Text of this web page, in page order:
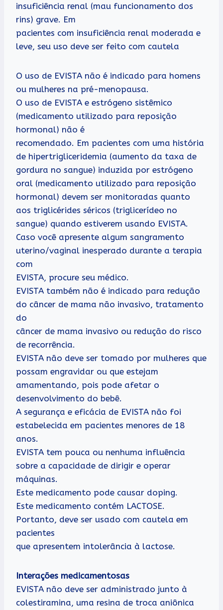
insuficiência renal (mau funcionamento dos
rins) grave. Em
pacientes com insuficiência renal moderada e
leve, seu uso deve ser feito com cautela
O uso de EVISTA não é indicado para homens
ou mulheres na pré-menopausa.
O uso de EVISTA e estrógeno sistêmico
(medicamento utilizado para reposição
hormonal) não é
recomendado. Em pacientes com uma história
de hipertrigliceridemia (aumento da taxa de
gordura no sangue) induzida por estrógeno
oral (medicamento utilizado para reposição
hormonal) devem ser monitoradas quanto
aos triglicérides séricos (triglicerídeo no
sangue) quando estiverem usando EVISTA.
Caso você apresente algum sangramento
uterino/vaginal inesperado durante a terapia
com
EVISTA, procure seu médico.
EVISTA também não é indicado para redução
do câncer de mama não invasivo, tratamento
do
câncer de mama invasivo ou redução do risco
de recorrência.
EVISTA não deve ser tomado por mulheres que
possam engravidar ou que estejam
amamentando, pois pode afetar o
desenvolvimento do bebê.
A segurança e eficácia de EVISTA não foi
estabelecida em pacientes menores de 18
anos.
EVISTA tem pouca ou nenhuma influência
sobre a capacidade de dirigir e operar
máquinas.
Este medicamento pode causar doping.
Este medicamento contém LACTOSE.
Portanto, deve ser usado com cautela em
pacientes
que apresentem intolerância à lactose.
Interações medicamentosas
EVISTA não deve ser administrado junto à
colestiramina, uma resina de troca aniônica